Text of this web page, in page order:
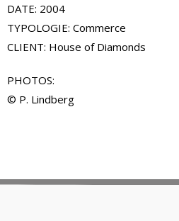
DATE: 2004
TYPOLOGIE: Commerce
CLIENT: House of Diamonds
PHOTOS:
© P. Lindberg